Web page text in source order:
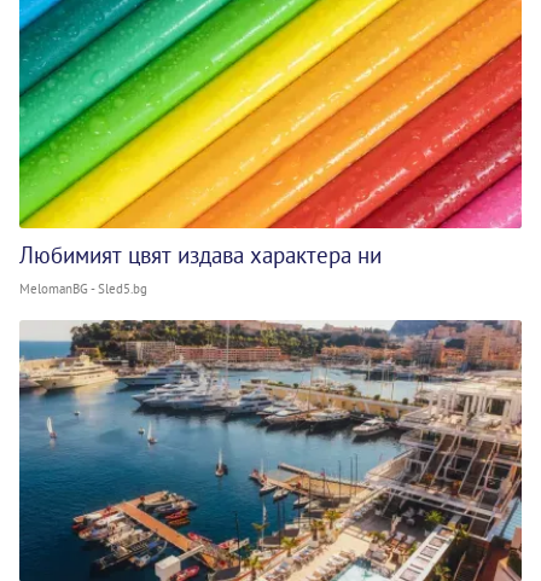
Любимият цвят издава характера ни
MelomanBG - Sled5.bg